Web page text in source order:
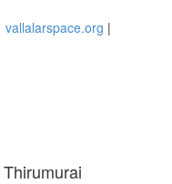
vallalarspace.org |
Thirumurai